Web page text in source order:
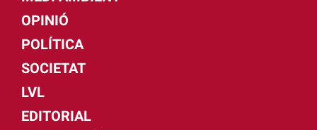
OPINIÓ
POLÍTICA
SOCIETAT
LVL
EDITORIAL